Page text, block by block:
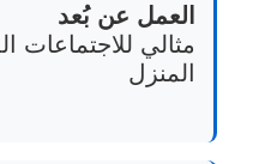
العمل عن بُعد
مثالي للاجتماعات
المنزل